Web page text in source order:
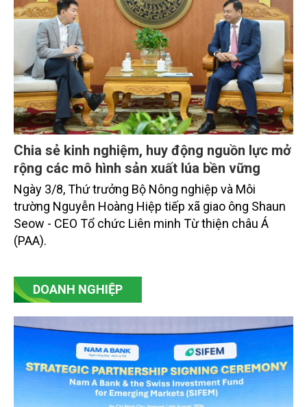
Chia sẻ kinh nghiệm, huy động nguồn lực mở
rộng các mô hình sản xuất lúa bền vững
Ngày 3/8, Thứ trưởng Bộ Nông nghiệp và Môi
trường Nguyễn Hoàng Hiệp tiếp xã giao ông Shaun
Seow - CEO Tổ chức Liên minh Từ thiện châu Á
(PAA).
DOANH NGHIỆP